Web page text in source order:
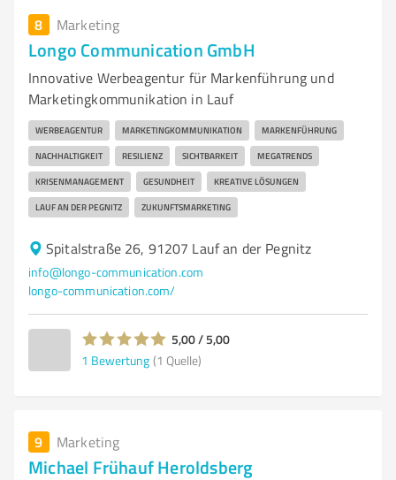
8 Marketing
Longo Communication GmbH
Innovative Werbeagentur für Markenführung und
Marketingkommunikation in Lauf
WERBEAGENTUR MARKETINGKOMMUNIKATION MARKENFÜHRUNG
NACHHALTIGKEIT RESILIENZ SICHTBARKEIT MEGATRENDS
KRISENMANAGEMENT GESUNDHEIT KREATIVE LÖSUNGEN
LAUF AN DER PEGNITZ ZUKUNFTSMARKETING
Spitalstraße 26, 91207 Lauf an der Pegnitz
info@longo-communication.com
longo-communication.com/
5,00 / 5,00
1 Bewertung (1 Quelle)
9 Marketing
Michael Frühauf Heroldsberg